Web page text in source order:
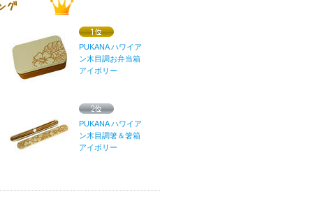
PUKANA ハワイア
ン木目調お弁当箱
アイボリー
PUKANA ハワイア
ン木目調箸＆箸箱
アイボリー